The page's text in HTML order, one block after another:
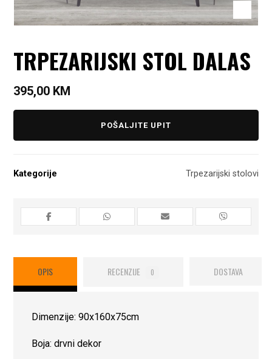
TRPEZARIJSKI STOL DALAS
395,00 KM
POŠALJITE UPIT
Kategorije Trpezarijski stolovi
OPIS RECENZIJE 0 DOSTAVA
Dimenzije: 90x160x75cm
Boja: drvni dekor